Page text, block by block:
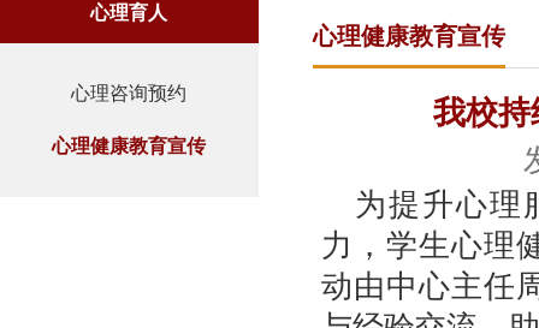
心理育人
心理咨询预约
心理健康教育宣传
心理健康教育宣传
我校
为提升心理
力，学生心理
动由中心主任